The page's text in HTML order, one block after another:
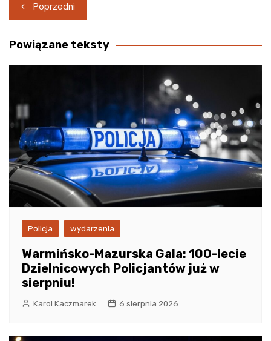
wpisu
Poprzedni
Powiązane teksty
Policja wydarzenia
Warmińsko-Mazurska Gala: 100-lecie
Dzielnicowych Policjantów już w
sierpniu!
Karol Kaczmarek 6 sierpnia 2026